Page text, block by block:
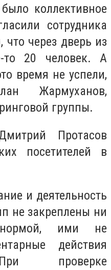
коллективное
сотрудника
через дверь из
то 20 человек. А
время не успели,
Жармуханов,
группы.
Протасов
посетителей в
и деятельность
не закреплены ни
ими не
действия
проверке